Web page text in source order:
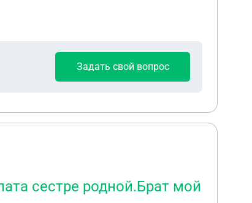
Задать свой вопрос
сестре родной.Брат мой